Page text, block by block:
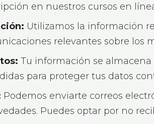
en nuestros cursos en
Utilizamos la información
relevantes sobre los
Tu información se almacena
para proteger tus datos
Podemos enviarte correos
Puedes optar por no